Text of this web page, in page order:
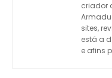
criador
sites,
está a
e afins